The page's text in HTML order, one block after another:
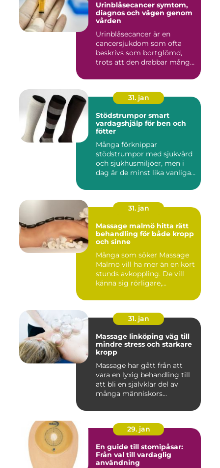
Urinblåsecancer symtom,
diagnos och vägen genom
vården
Urinblåsecancer är en
cancersjukdom som ofta
beskrivs som bortglömd,
trots att den drabbar många
31. jan
Stödstrumpor smart
vardagshjälp för ben och
fötter
Många förknippar
stödstrumpor med sjukvård
och sjukhusmiljöer, men i
dag är de minst lika vanliga
31. jan
Massage malmö hitta rätt
behandling för både kropp
och sinne
Många som söker Massage
Malmö vill ha mer än en kort
stunds avkoppling. De vill
känna sig rörligare,...
31. jan
Massage linköping väg till
mindre stress och starkare
kropp
Massage har gått från att
vara en lyxig behandling till
att bli en självklar del av
många människors...
29. jan
En guide till stomipåsar:
Från val till vardaglig
användning